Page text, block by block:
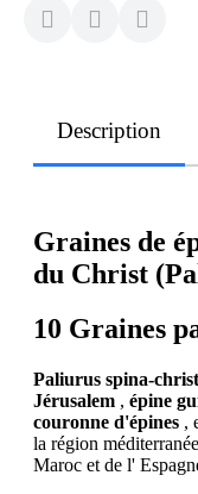
Description
Graines de
du Christ
10 Graines
Paliurus spina-
Jérusalem , épine
couronne d'épines ,
la région
Maroc et de l'